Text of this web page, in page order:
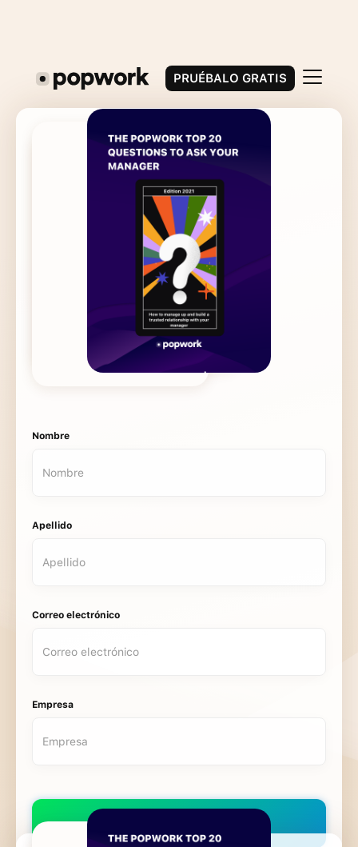
PRUÉBALO GRATIS
Nombre
Apellido
Correo electrónico
Empresa